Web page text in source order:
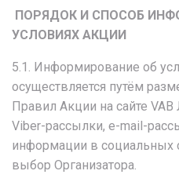
ПОРЯДОК И СПОСОБ
УСЛОВИЯХ АКЦИИ
5.1. Информирование об
осуществляется путём
Правил Акции на сайте
Viber-рассылки, e-mail-
информации в социальных
выбор Организатора.